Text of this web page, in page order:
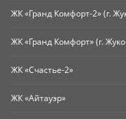
ЖК «Гранд Комфорт-2» (г.
ЖК «Гранд Комфорт» (г.
ЖК «Счастье-2»
ЖК «Айтауэр»